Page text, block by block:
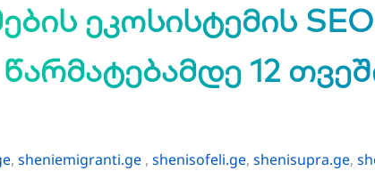
ეკოსისტემის
წარმატებამდე 12
, sheniemigranti.ge, shenisofeli.ge, shenisupra.ge,